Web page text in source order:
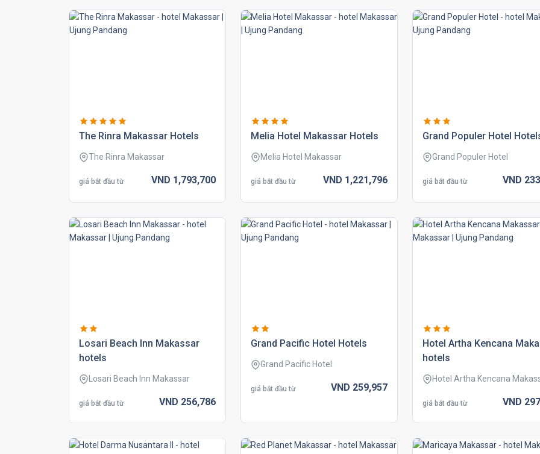
the rinra makassar hotels
The Rinra Makassar
giá bắt đầu từ VND 1,793,700
melia hotel makassar hotels
Melia Hotel Makassar
giá bắt đầu từ VND 1,221,796
grand populer hotel
Grand Populer Hotel
giá bắt đầu từ VND
losari beach inn makassar
hotels
Losari Beach Inn Makassar
giá bắt đầu từ VND 256,786
grand pacific hotel hotels
Grand Pacific Hotel
giá bắt đầu từ VND 259,957
hotel artha kencana
hotels
Hotel Artha Kencana
giá bắt đầu từ VND